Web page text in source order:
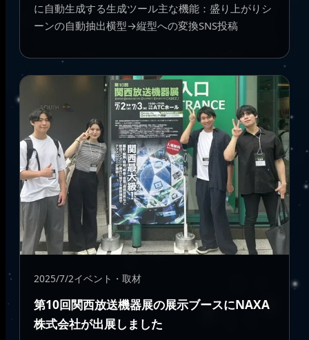
に自動生成する生成ツール主な機能：盛り上がりシ
ーンの自動抽出横型→縦型への変換SNS投稿
2025/7/2イベント・取材
第10回関西放送機器展の展示ブースにNAXA
株式会社が出展しました